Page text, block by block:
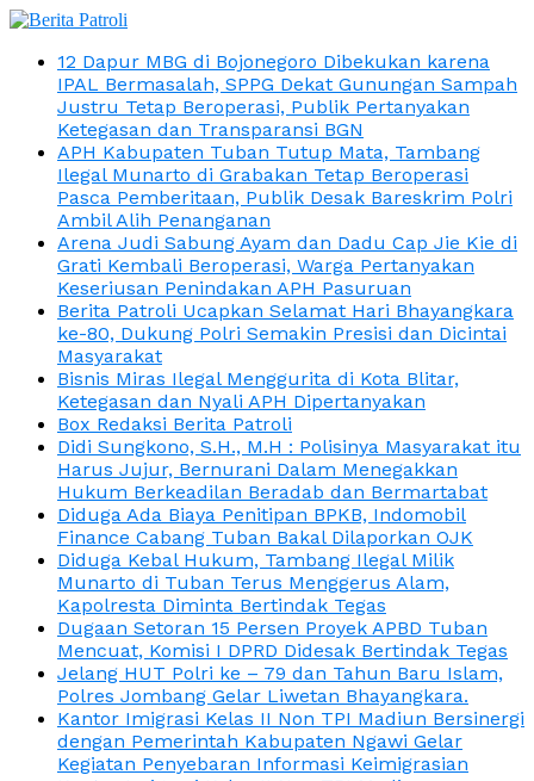
12 Dapur MBG di Bojonegoro Dibekukan karena
IPAL Bermasalah, SPPG Dekat Gunungan Sampah
Justru Tetap Beroperasi, Publik Pertanyakan
Ketegasan dan Transparansi BGN
APH Kabupaten Tuban Tutup Mata, Tambang
Ilegal Munarto di Grabakan Tetap Beroperasi
Pasca Pemberitaan, Publik Desak Bareskrim Polri
Ambil Alih Penanganan
Arena Judi Sabung Ayam dan Dadu Cap Jie Kie di
Grati Kembali Beroperasi, Warga Pertanyakan
Keseriusan Penindakan APH Pasuruan
Berita Patroli Ucapkan Selamat Hari Bhayangkara
ke-80, Dukung Polri Semakin Presisi dan Dicintai
Masyarakat
Bisnis Miras Ilegal Menggurita di Kota Blitar,
Ketegasan dan Nyali APH Dipertanyakan
Box Redaksi Berita Patroli
Didi Sungkono, S.H., M.H : Polisinya Masyarakat itu
Harus Jujur, Bernurani Dalam Menegakkan
Hukum Berkeadilan Beradab dan Bermartabat
Diduga Ada Biaya Penitipan BPKB, Indomobil
Finance Cabang Tuban Bakal Dilaporkan OJK
Diduga Kebal Hukum, Tambang Ilegal Milik
Munarto di Tuban Terus Menggerus Alam,
Kapolresta Diminta Bertindak Tegas
Dugaan Setoran 15 Persen Proyek APBD Tuban
Mencuat, Komisi I DPRD Didesak Bertindak Tegas
Jelang HUT Polri ke – 79 dan Tahun Baru Islam,
Polres Jombang Gelar Liwetan Bhayangkara.
Kantor Imigrasi Kelas II Non TPI Madiun Bersinergi
dengan Pemerintah Kabupaten Ngawi Gelar
Kegiatan Penyebaran Informasi Keimigrasian